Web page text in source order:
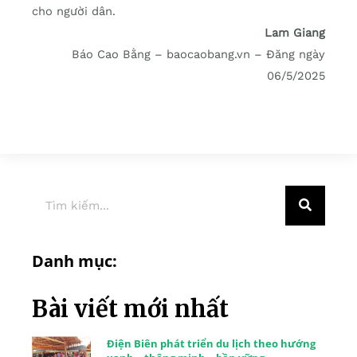
cho người dân.
Lam Giang
Báo Cao Bằng – baocaobang.vn – Đăng ngày
06/5/2025
Danh mục:
Bài viết mới nhất
Điện Biên phát triển du lịch theo hướng